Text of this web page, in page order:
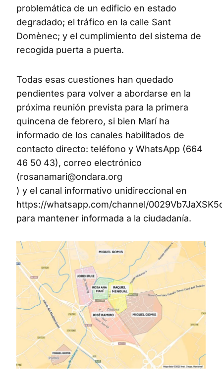
problemática de un edificio en estado
degradado; el tráfico en la calle Sant
Domènec; y el cumplimiento del sistema de
recogida puerta a puerta.
Todas esas cuestiones han quedado
pendientes para volver a abordarse en la
próxima reunión prevista para la primera
quincena de febrero, si bien Marí ha
informado de los canales habilitados de
contacto directo: teléfono y WhatsApp (664
46 50 43), correo electrónico
(rosanamari@ondara.org
) y el canal informativo unidireccional en
https://whatsapp.com/channel/
para mantener informada a la ciudadanía.